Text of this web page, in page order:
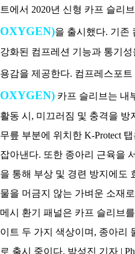
트에서 2020년 신형 카프 슬리
OXYGEN)을 출시했다. 기존
강화된 컴프레션 기능과 통기
용감을 제공한다. 컴프레스포트
OXYGEN) 카프 슬리브는 내
활동 시, 미끄러짐 및 충격을
무릎 부분에 위치한 K-Protect
잡아낸다. 또한 종아리 근육을
을 통해 부상 및 경련 방지에도
물을 머금지 않는 가벼운 소재
메시 환기 패널은 카프 슬리브
이트 두 가지 색상이며, 종아리
로 출시 중이다. 박성진 기자 |